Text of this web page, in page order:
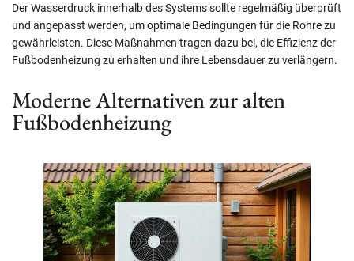
Der Wasserdruck innerhalb des Systems sollte regelmäßig überprüft
und angepasst werden, um optimale Bedingungen für die Rohre zu
gewährleisten. Diese Maßnahmen tragen dazu bei, die Effizienz der
Fußbodenheizung zu erhalten und ihre Lebensdauer zu verlängern.
Moderne Alternativen zur alten
Fußbodenheizung